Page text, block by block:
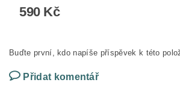
590 Kč
Buďte první, kdo napíše příspěvek k této
Přidat komentář